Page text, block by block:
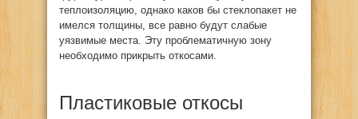
теплоизоляцию, однако каков бы стеклопакет не
имелся толщины, все равно будут слабые
уязвимые места. Эту проблематичную зону
необходимо прикрыть откосами.
Пластиковые откосы